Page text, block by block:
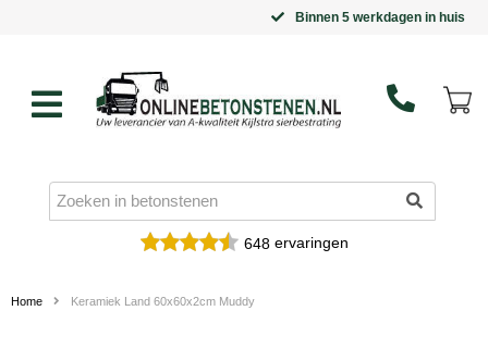
Binnen 5 werkdagen in huis
648ervaringen
Home Keramiek Land 60x60x2cm Muddy